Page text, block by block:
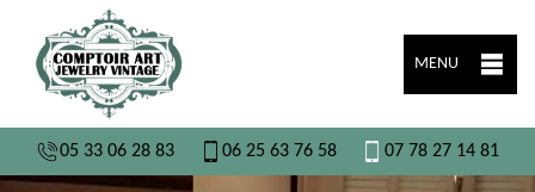
MENU
05 33 06 28 83 06 25 63 76 58 07 78 27 14 81